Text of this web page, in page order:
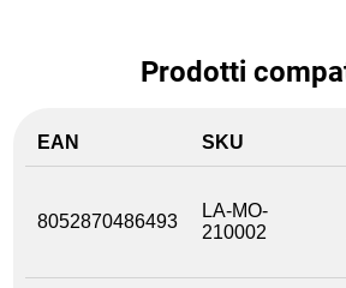
Prodotti
EAN SKU
8052870486493
LA-MO-
210002